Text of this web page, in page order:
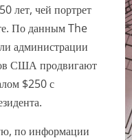
лет, чей портрет
По данным The
администрации
США продвигают
$250 с
по информации